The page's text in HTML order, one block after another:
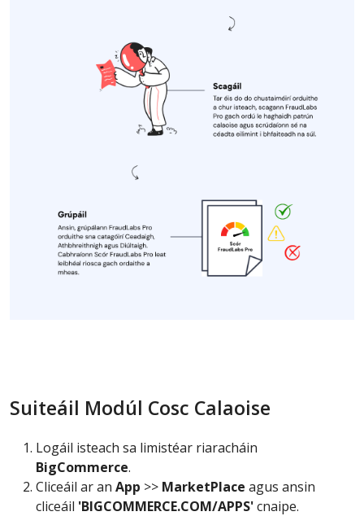
Suiteáil Modúl Cosc Calaoise
Logáil isteach sa limistéar riaracháin
BigCommerce.
Cliceáil ar an App >> MarketPlace agus ansin
cliceáil 'BIGCOMMERCE.COM/APPS'cnaipe.